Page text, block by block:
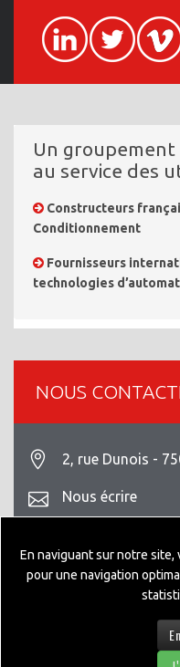
Un groupement
au service des
Constructeurs
Conditionnement
Fournisseurs
technologies
NOUS
2, rue Dunois -
Nous écrire
Mentions légales
© 2026
En naviguant sur notre site,
pour une navigation